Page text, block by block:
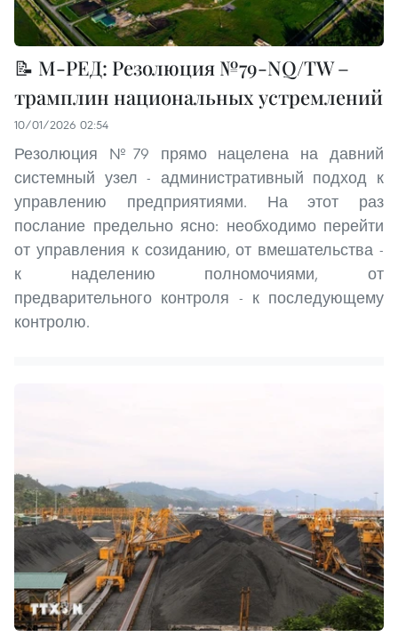
📝 М-РЕД: Резолюция №79-NQ/TW –
трамплин национальных устремлений
10/01/2026 02:54
Резолюция №79 прямо нацелена на давний
системный узел - административный подход к
управлению предприятиями. На этот раз
послание предельно ясно: необходимо перейти
от управления к созиданию, от вмешательства -
к наделению полномочиями, от
предварительного контроля - к последующему
контролю.